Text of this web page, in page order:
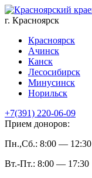
г. Красноярск
Красноярск
Ачинск
Канск
Лесосибирск
Минусинск
Норильск
+7(391) 220-06-09
Прием доноров:
Пн.,Сб.: 8:00 — 12:30
Вт.-Пт.: 8:00 — 17:30